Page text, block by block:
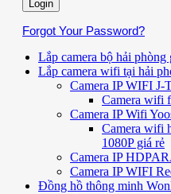
Forgot Your Password?
Lắp camera bộ hải phòng
Lắp camera wifi tại hải
Camera IP WIFI J-
Camera wifi
Camera IP Wifi
Camera wifi
1080P giá rẻ
Camera IP
Camera IP WIFI
Đồng hồ thông minh